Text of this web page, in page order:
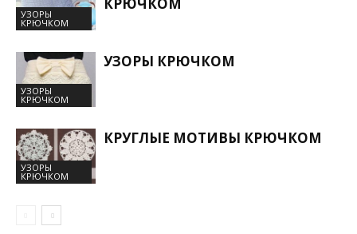
УЗОРЫ
КРЮЧКОМ
КРЮЧКОМ
УЗОРЫ
КРЮЧКОМ
УЗОРЫ КРЮЧКОМ
УЗОРЫ
КРЮЧКОМ
КРУГЛЫЕ МОТИВЫ КРЮЧКОМ